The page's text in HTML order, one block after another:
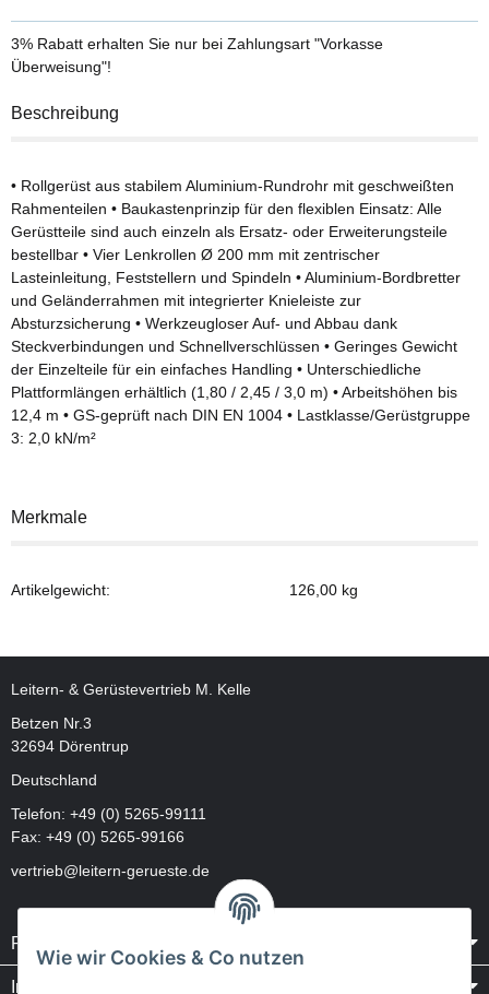
3% Rabatt erhalten Sie nur bei Zahlungsart "Vorkasse
Überweisung"!
Beschreibung
• Rollgerüst aus stabilem Aluminium-Rundrohr mit geschweißten
Rahmenteilen • Baukastenprinzip für den flexiblen Einsatz: Alle
Gerüstteile sind auch einzeln als Ersatz- oder Erweiterungsteile
bestellbar • Vier Lenkrollen Ø 200 mm mit zentrischer
Lasteinleitung, Feststellern und Spindeln • Aluminium-Bordbretter
und Geländerrahmen mit integrierter Knieleiste zur
Absturzsicherung • Werkzeugloser Auf- und Abbau dank
Steckverbindungen und Schnellverschlüssen • Geringes Gewicht
der Einzelteile für ein einfaches Handling • Unterschiedliche
Plattformlängen erhältlich (1,80 / 2,45 / 3,0 m) • Arbeitshöhen bis
12,4 m • GS-geprüft nach DIN EN 1004 • Lastklasse/Gerüstgruppe
3: 2,0 kN/m²
Merkmale
Artikelgewicht: 126,00 kg
Leitern- & Gerüstevertrieb M. Kelle
Betzen Nr.3
32694 Dörentrup
Deutschland
Telefon: +49 (0) 5265-99111
Fax: +49 (0) 5265-99166
vertrieb@leitern-gerueste.de
Rechtliches
Informationen
Wie wir Cookies & Co nutzen